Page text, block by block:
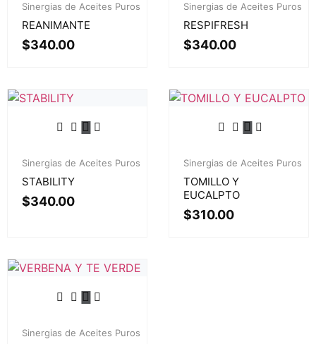
Sinergias de Aceites Puros
REANIMANTE
$340.00
Sinergias de Aceites Puros
RESPIFRESH
$340.00
Sinergias de Aceites Puros
STABILITY
$340.00
Sinergias de Aceites Puros
TOMILLO Y
EUCALPTO
$310.00
Sinergias de Aceites Puros